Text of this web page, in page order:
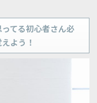
てる初心者さん必
よう！